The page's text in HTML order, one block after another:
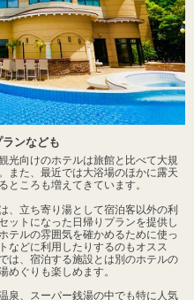
ンなども
光向けのホテルは旅館と比べて大規
また、最近では大浴場のほかに露天
ところも増えてきています。
、立ち寄り湯として宿泊客以外の利
ットになった日帰りプランを提供し
テルの雰囲気を確かめるために使っ
などに利用したりするのもオスス
は、宿泊する施設とは別のホテルの
めぐりも楽しめます。
泉、スーパー銭湯の中でも特に人気